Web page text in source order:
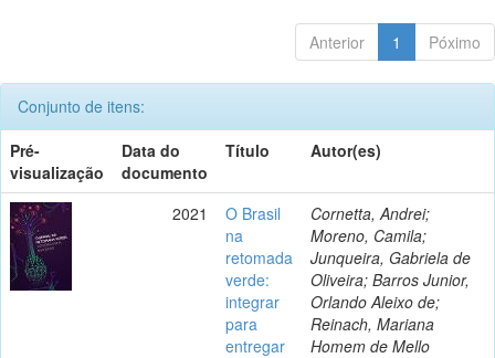
Anterior 1 Póximo
Conjunto de itens:
Pré-
visualização
Data do
documento
Título Autor(es)
2021
O Brasil
na
retomada
verde:
integrar
para
entregar
Cornetta, Andrei;
Moreno, Camila;
Junqueira, Gabriela de
Oliveira; Barros Junior,
Orlando Aleixo de;
Reinach, Mariana
Homem de Mello